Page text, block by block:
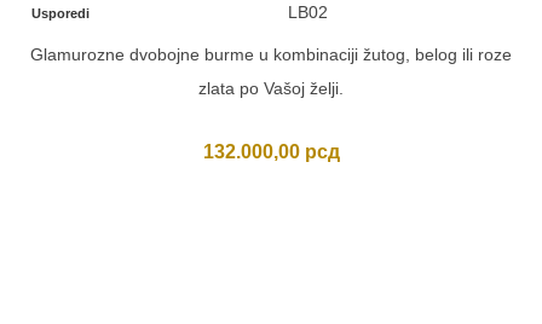
Usporedi LB02
Glamurozne dvobojne burme u kombinaciji žutog, belog ili roze
zlata po Vašoj želji.
132.000,00 рсд